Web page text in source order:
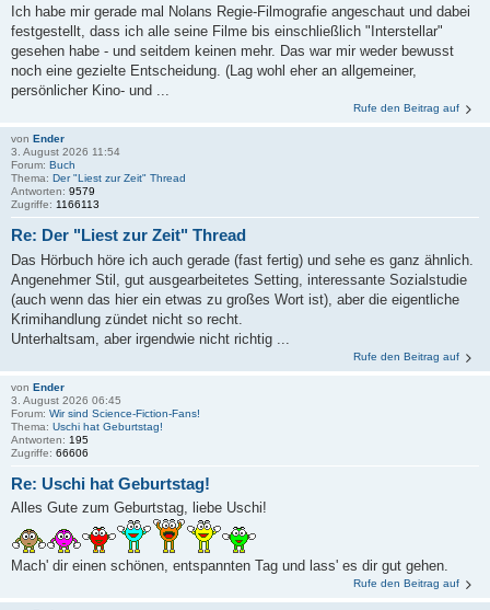
Ich habe mir gerade mal Nolans Regie-Filmografie angeschaut und dabei
festgestellt, dass ich alle seine Filme bis einschließlich "Interstellar"
gesehen habe - und seitdem keinen mehr. Das war mir weder bewusst
noch eine gezielte Entscheidung. (Lag wohl eher an allgemeiner,
persönlicher Kino- und ...
Rufe den Beitrag auf
von Ender
3. August 2026 11:54
Forum: Buch
Thema: Der "Liest zur Zeit" Thread
Antworten: 9579
Zugriffe: 1166113
Re: Der "Liest zur Zeit" Thread
Das Hörbuch höre ich auch gerade (fast fertig) und sehe es ganz ähnlich.
Angenehmer Stil, gut ausgearbeitetes Setting, interessante Sozialstudie
(auch wenn das hier ein etwas zu großes Wort ist), aber die eigentliche
Krimihandlung zündet nicht so recht.
Unterhaltsam, aber irgendwie nicht richtig ...
Rufe den Beitrag auf
von Ender
3. August 2026 06:45
Forum: Wir sind Science-Fiction-Fans!
Thema: Uschi hat Geburtstag!
Antworten: 195
Zugriffe: 66606
Re: Uschi hat Geburtstag!
Alles Gute zum Geburtstag, liebe Uschi!
Mach' dir einen schönen, entspannten Tag und lass' es dir gut gehen.
Rufe den Beitrag auf